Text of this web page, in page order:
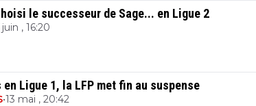
le successeur de Sage... en Ligue 2
, 16:20
en Ligue 1, la LFP met fin au suspense
•13 mai , 20:42